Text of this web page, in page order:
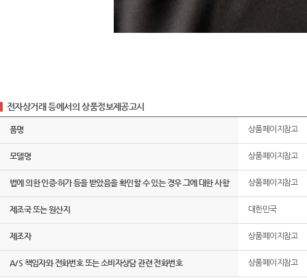
전자상거래 등에서의 상품정보제공고시
품명 상품페이지참고
모델명 상품페이지참고
법에 의한 인증·허가 등을 받았음을 확인할 수 있는 경우 그에 대한 사항 상품페이지참고
제조국 또는 원산지 대한민국
제조자 상품페이지참고
A/S 책임자와 전화번호 또는 소비자상담 관련 전화번호 상품페이지참고